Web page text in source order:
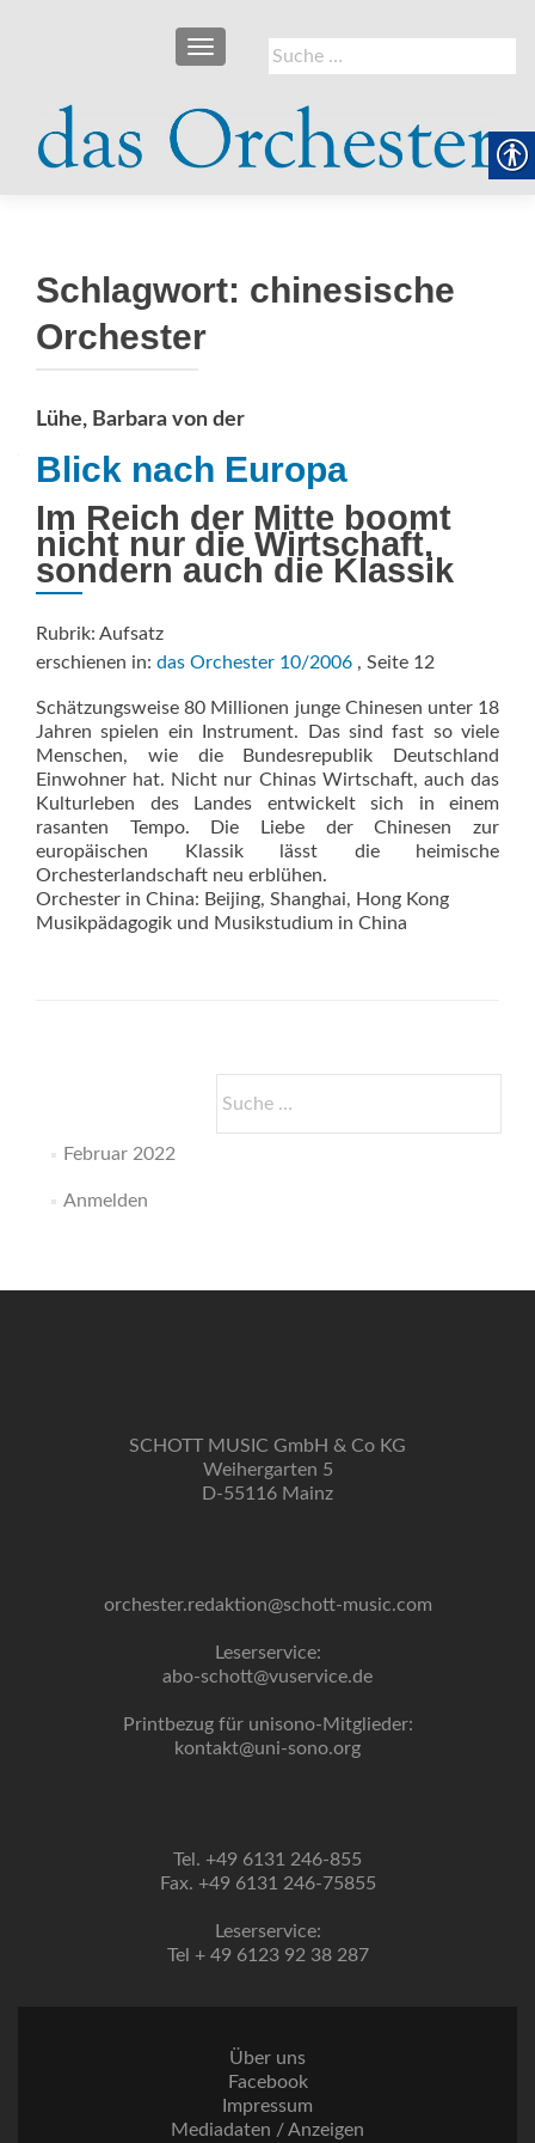
Suche
nach:
SCHALTE NAVIGATION
Schlagwort: chinesische
Orchester
Lühe, Barbara von der
Blick nach Europa
Im Reich der Mitte boomt
nicht nur die Wirtschaft,
sondern auch die Klassik
Rubrik: Aufsatz
erschienen in: das Orchester 10/2006 , Seite 12
Schätzungsweise 80 Millionen junge Chinesen unter 18
Jahren spielen ein Instrument. Das sind fast so viele
Menschen, wie die Bundesrepublik Deutschland
Einwohner hat. Nicht nur Chinas Wirtschaft, auch das
Kulturleben des Landes entwickelt sich in einem
rasanten Tempo. Die Liebe der Chinesen zur
europäischen Klassik lässt die heimische
Orchesterlandschaft neu erblühen.
Orchester in China: Beijing, Shanghai, Hong Kong
Musikpädagogik und Musikstudium in China
nach:
Februar 2022
Anmelden
SCHOTT MUSIC GmbH & Co KG
Weihergarten 5
D-55116 Mainz
orchester.redaktion@schott-music.com
Leserservice:
abo-schott@vuservice.de
Printbezug für unisono-Mitglieder:
kontakt@uni-sono.org
Tel. +49 6131 246-855
Fax. +49 6131 246-75855
Leserservice:
Tel + 49 6123 92 38 287
Über uns
Facebook
Impressum
Mediadaten / Anzeigen